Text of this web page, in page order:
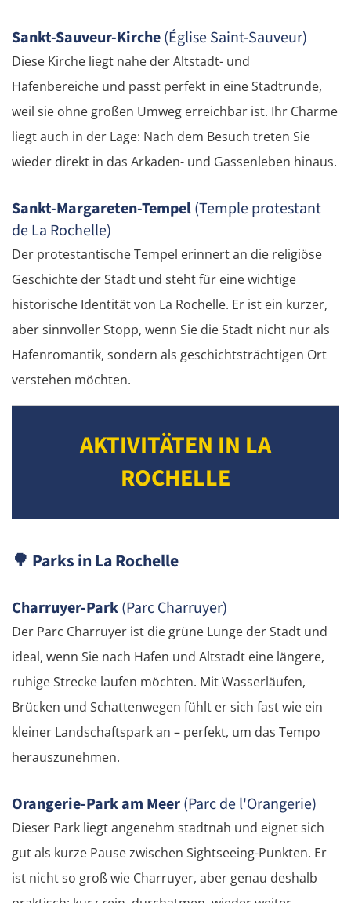
Sankt-Sauveur-Kirche(Église Saint-Sauveur)
Diese Kirche liegt nahe der Altstadt- und
Hafenbereiche und passt perfekt in eine Stadtrunde,
weil sie ohne großen Umweg erreichbar ist. Ihr Charme
liegt auch in der Lage: Nach dem Besuch treten Sie
wieder direkt in das Arkaden- und Gassenleben hinaus.
Sankt-Margareten-Tempel(Temple protestant
de La Rochelle)
Der protestantische Tempel erinnert an die religiöse
Geschichte der Stadt und steht für eine wichtige
historische Identität von La Rochelle. Er ist ein kurzer,
aber sinnvoller Stopp, wenn Sie die Stadt nicht nur als
Hafenromantik, sondern als geschichtsträchtigen Ort
verstehen möchten.
AKTIVITÄTEN IN LA
ROCHELLE
🌳 Parks in La Rochelle
Charruyer-Park(Parc Charruyer)
Der Parc Charruyer ist die grüne Lunge der Stadt und
ideal, wenn Sie nach Hafen und Altstadt eine längere,
ruhige Strecke laufen möchten. Mit Wasserläufen,
Brücken und Schattenwegen fühlt er sich fast wie ein
kleiner Landschaftspark an – perfekt, um das Tempo
herauszunehmen.
Orangerie-Park am Meer(Parc de l'Orangerie)
Dieser Park liegt angenehm stadtnah und eignet sich
gut als kurze Pause zwischen Sightseeing-Punkten. Er
ist nicht so groß wie Charruyer, aber genau deshalb
Prag
Beroun
Pilsen
Deutschland Süd
Cham
Regensburg
Pfaffenhofen an der Ilm
Salzburg
Linz
Amstetten
Wien
Slowakei
Bratislava
Trnava